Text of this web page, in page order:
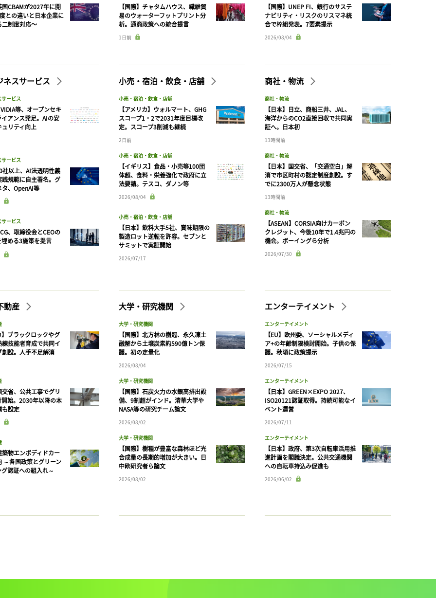
CBAMが2027年に開
との違いと日本企業に
二制度対応〜
【国際】チャタムハウス、繊維貿
易のウォーターフットプリント分
析。通商政策への統合提言
1日前
【国際】UNEP FI、銀行のサステ
ナビリティ・リスクのリスマネ統
合で枠組発表。7要素提示
2026/08/04
ネスサービス
ービス
等、オープンセキ
アンス発足。AIの安
リティ向上
ービス
社以上、AI法透明性義
践規範に自主署名。グ
タ、OpenAI等
ービス
、取締役会とCEOの
める3施策を提言
小売・宿泊・飲食・店舗
小売・宿泊・飲食・店舗
【アメリカ】ウォルマート、GHG
スコープ1・2で2031年度目標改
定。スコープ3削減も継続
2日前
小売・宿泊・飲食・店舗
【イギリス】食品・小売等100団
体超、食料・栄養強化で政府に立
法要請。テスコ、ダノン等
2026/08/04
小売・宿泊・飲食・店舗
【日本】飲料大手5社、賞味期限の
製造ロット逆転を許容。セブンと
サミットで実証開始
2026/07/17
商社・物流
商社・物流
【日本】日立、商船三井、JAL、
海洋からのCO2直接回収で共同実
証へ。日本初
13時間前
商社・物流
【日本】国交省、「交通空白」解
消で市区町村の認定制度創設。す
でに2300万人が懸念状態
13時間前
商社・物流
【ASEAN】CORSIA向けカーボン
クレジット、今後10年で1.4兆円の
機会。ボーイングら分析
2026/07/30
動産
ブラックロックやグ
技能者育成で共同イ
創設。人手不足解消
省、公共工事でグリ
開始。2030年以降の本
も設定
物エンボディドカー
～各国政策とグリーン
認証への組入れ～
大学・研究機関
大学・研究機関
【国際】北方林の樹冠、永久凍土
融解から土壌炭素約590億トン保
護。初の定量化
2026/08/04
大学・研究機関
【国際】石炭火力の水銀高排出設
備、9割超がインド。清華大学や
NASA等の研究チーム論文
2026/08/02
大学・研究機関
【国際】樹種が豊富な森林ほど光
合成量の長期的増加が大きい。日
中欧研究者ら論文
2026/08/02
エンターテイメント
エンターテイメント
【EU】欧州委、ソーシャルメディ
ア+の年齢制限検討開始。子供の保
護。秋頃に政策提示
2026/07/15
エンターテイメント
【日本】GREEN×EXPO 2027、
ISO20121認証取得。持続可能なイ
ベント運営
2026/07/11
エンターテイメント
【日本】政府、第3次自転車活用推
進計画を閣議決定。公共交通機関
への自転車持込み促進も
2026/06/02
記事をお気に入りに保存するには
ログイン 会員登録